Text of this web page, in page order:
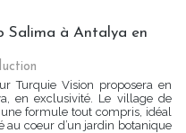
Salima à Antalya en
Turquie Vision proposera en
en exclusivité. Le village de
formule tout compris, idéal
au coeur d’un jardin botanique